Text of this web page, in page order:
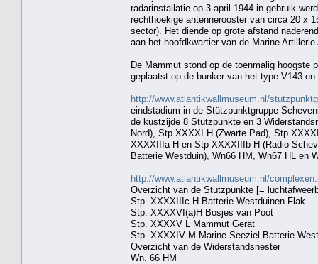
radarinstallatie op 3 april 1944 in gebruik
rechthoekige antennerooster van circa 20 x
sector). Het diende op grote afstand
aan het hoofdkwartier van de Marine
De Mammut stond op de toenmalig hoogste
geplaatst op de bunker van het type V143
http://www.atlantikwallmuseum.nl/
eindstadium in de Stützpunktgruppe
de kustzijde 8 Stützpunkte en 3
Nord), Stp XXXXI H (Zwarte Pad), Stp
XXXXIIIa H en Stp XXXXIIIb H (Radio
Batterie Westduin), Wn66 HM, Wn67 HL en
http://www.atlantikwallmuseum.nl/
Overzicht van de Stützpunkte [=
Stp. XXXXIIIc H Batterie Westduinen Flak
Stp. XXXXVI(a)H Bosjes van Poot
Stp. XXXXV L Mammut Gerät
Stp. XXXXIV M Marine Seeziel-Batterie
Overzicht van de Widerstandsnester
Wn. 66 HM